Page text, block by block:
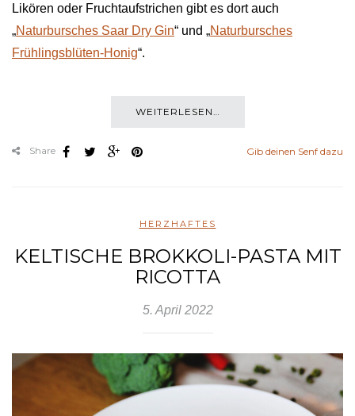
Likören oder Fruchtaufstrichen gibt es dort auch
„Naturbursches Saar Dry Gin“ und „Naturbursches
Frühlingsblüten-Honig“.
WEITERLESEN…
Gib deinen Senf dazu
Share
HERZHAFTES
KELTISCHE BROKKOLI-PASTA MIT
RICOTTA
5. April 2022